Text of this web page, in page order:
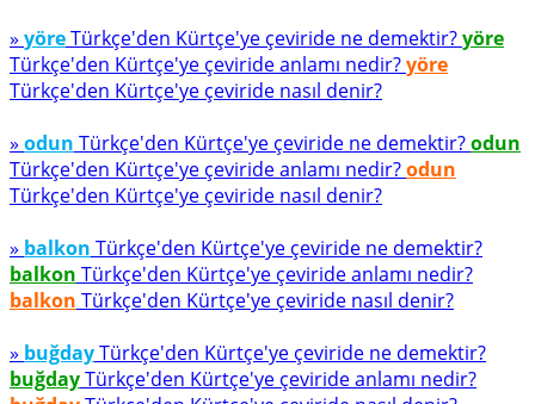
» yöreTürkçe'den Kürtçe'ye çeviride ne demektir?yöre
Türkçe'den Kürtçe'ye çeviride anlamı nedir?yöre
Türkçe'den Kürtçe'ye çeviride nasıl denir?
» odun Türkçe'den Kürtçe'ye çeviride ne demektir?odun
Türkçe'den Kürtçe'ye çeviride anlamı nedir?odun
Türkçe'den Kürtçe'ye çeviride nasıl denir?
» balkon Türkçe'den Kürtçe'ye çeviride ne demektir?
balkon Türkçe'den Kürtçe'ye çeviride anlamı nedir?
balkon Türkçe'den Kürtçe'ye çeviride nasıl denir?
» buğdayTürkçe'den Kürtçe'ye çeviride ne demektir?
buğdayTürkçe'den Kürtçe'ye çeviride anlamı nedir?